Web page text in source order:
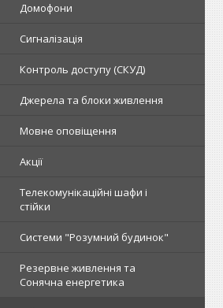
Домофони
Сигналізація
Контроль доступу (СКУД)
Джерела та блоки живлення
Мовне оповіщення
Акції
Телекомунікаційні шафи і
стійки
Системи "Розумний будинок"
Резервне живлення та
Сонячна енергетика